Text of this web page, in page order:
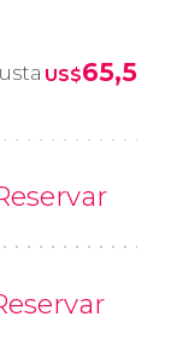
US$65,5